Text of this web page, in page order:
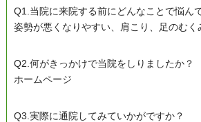
Q1.当院に来院する前にどんなことで悩ん
姿勢が悪くなりやすい、肩こり、足のむく
Q2.何がきっかけで当院をしりましたか？
ホームページ
Q3.実際に通院してみていかがですか？